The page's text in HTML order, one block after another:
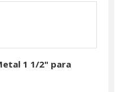
1 1/2" para